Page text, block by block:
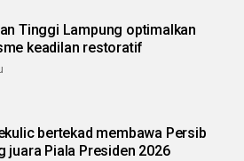
Tinggi Lampung optimalkan
keadilan restoratif
bertekad membawa Persib
juara Piala Presiden 2026